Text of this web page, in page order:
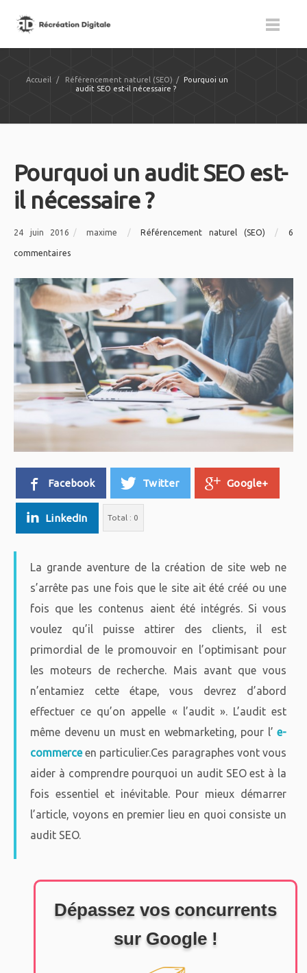
Accueil / Référencement naturel (SEO) /
Pourquoi un
audit SEO est-il nécessaire ?
Pourquoi un audit SEO est-
il nécessaire ?
24 juin 2016 / maxime / Référencement naturel (SEO) / 6
commentaires
Facebook Twitter Google+
LinkedIn Total : 0
La grande aventure de la création de site web ne
s’arrête pas une fois que le site ait été créé ou une
fois que les contenus aient été intégrés. Si vous
voulez qu’il puisse attirer des clients, il est
primordial de le promouvoir en l’optimisant pour
les moteurs de recherche. Mais avant que vous
n’entamiez cette étape, vous devrez d’abord
effectuer ce qu’on appelle « l’audit ». L’audit est
même devenu un must en webmarketing, pour l’ e-
commerce en particulier.Ces paragraphes vont vous
aider à comprendre pourquoi un audit SEO est à la
fois essentiel et inévitable. Pour mieux démarrer
l’article, voyons en premier lieu en quoi consiste un
audit SEO.
Dépassez vos concurrents
sur Google !